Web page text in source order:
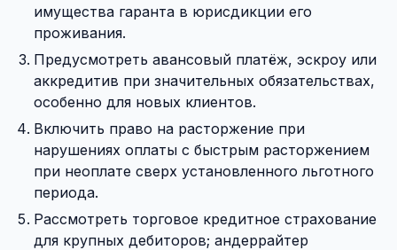
имущества гаранта в юрисдикции его
проживания.
Предусмотреть авансовый платёж, эскроу или
аккредитив при значительных обязательствах,
особенно для новых клиентов.
Включить право на расторжение при
нарушениях оплаты с быстрым расторжением
при неоплате сверх установленного льготного
периода.
Рассмотреть торговое кредитное страхование
для крупных дебиторов; андеррайтер